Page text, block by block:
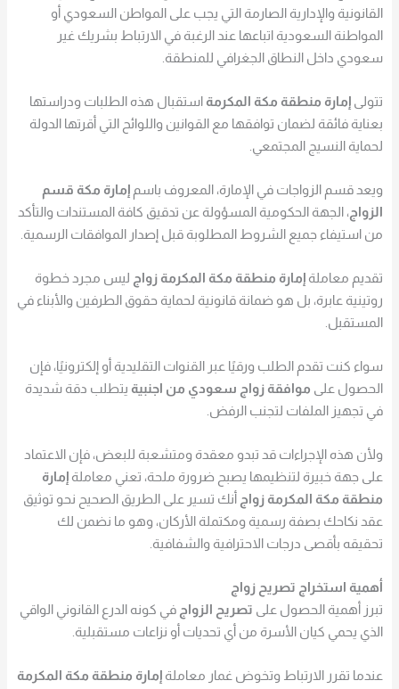
القانونية والإدارية الصارمة التي يجب على المواطن السعودي أو
المواطنة السعودية اتباعها عند الرغبة في الارتباط بشريك غير
سعودي داخل النطاق الجغرافي للمنطقة.
تتولىإمارة منطقة مكة المكرمة استقبال هذه الطلبات ودراستها
بعناية فائقة لضمان توافقها مع القوانين واللوائح التي أقرتها الدولة
لحماية النسيج المجتمعي.
ويعد قسم الزواجات في الإمارة، المعروف باسمإمارة مكة قسم
الزواج ، الجهة الحكومية المسؤولة عن تدقيق كافة المستندات والتأكد
من استيفاء جميع الشروط المطلوبة قبل إصدار الموافقات الرسمية.
تقديم معاملةإمارة منطقة مكة المكرمة زواج ليس مجرد خطوة
روتينية عابرة، بل هو ضمانة قانونية لحماية حقوق الطرفين والأبناء في
المستقبل.
سواء كنت تقدم الطلب ورقيًا عبر القنوات التقليدية أو إلكترونيًا، فإن
الحصول على موافقة زواج سعودي من اجنبية يتطلب دقة شديدة
في تجهيز الملفات لتجنب الرفض.
ولأن هذه الإجراءات قد تبدو معقدة ومتشعبة للبعض، فإن الاعتماد
على جهة خبيرة لتنظيمها يصبح ضرورة ملحة، تعني معاملةإمارة
منطقة مكة المكرمة زواج أنك تسير على الطريق الصحيح نحو توثيق
عقد نكاحك بصفة رسمية ومكتملة الأركان، وهو ما نضمن لك
تحقيقه بأقصى درجات الاحترافية والشفافية.
أهمية استخراج تصريح زواج
تبرز أهمية الحصول على تصريح الزواج في كونه الدرع القانوني الواقي
الذي يحمي كيان الأسرة من أي تحديات أو نزاعات مستقبلية.
عندما تقرر الارتباط وتخوض غمار معاملةإمارة منطقة مكة المكرمة